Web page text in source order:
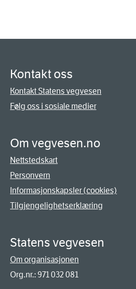
Kontakt oss
Kontakt Statens vegvesen
Følg oss i sosiale medier
Om vegvesen.no
Nettstedskart
Personvern
Informasjonskapsler (cookies)
Tilgjengelighetserklæring
Statens vegvesen
Om organisasjonen
Org.nr.: 971 032 081